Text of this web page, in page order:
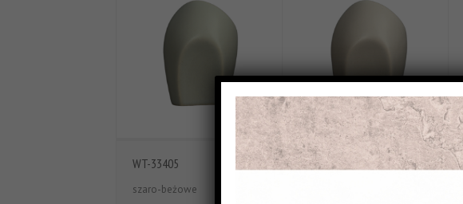
WT-33405
szaro-beżowe
WT-33501